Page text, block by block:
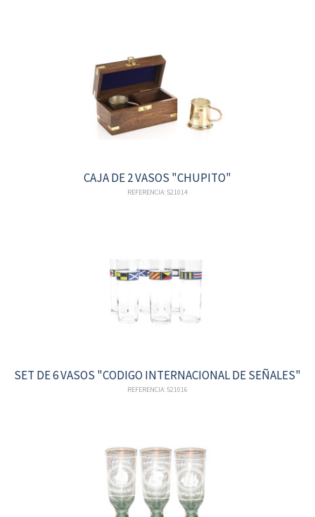
CAJA DE 2 VASOS "CHUPITO"
REFERENCIA: 521014
SET DE 6 VASOS "CODIGO INTERNACIONAL DE SEÑALES"
REFERENCIA: 521016